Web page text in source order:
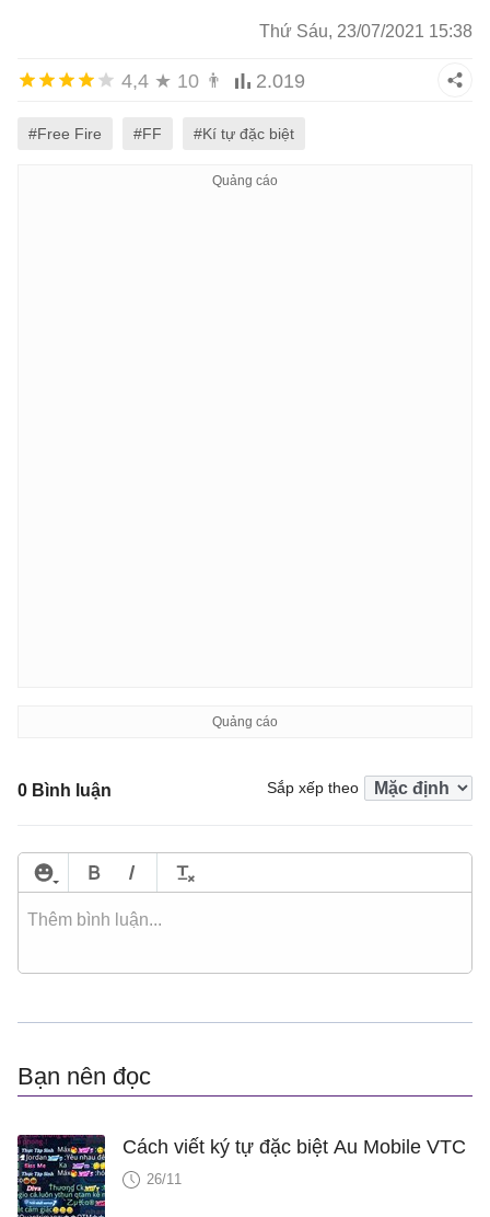
Thứ Sáu, 23/07/2021 15:38
4,4 ★ 10 👨 2.019
#Free Fire #FF #Kí tự đặc biệt
0 Bình luận Sắp xếp theo
Bạn nên đọc
Cách viết ký tự đặc biệt Au Mobile VTC
26/11